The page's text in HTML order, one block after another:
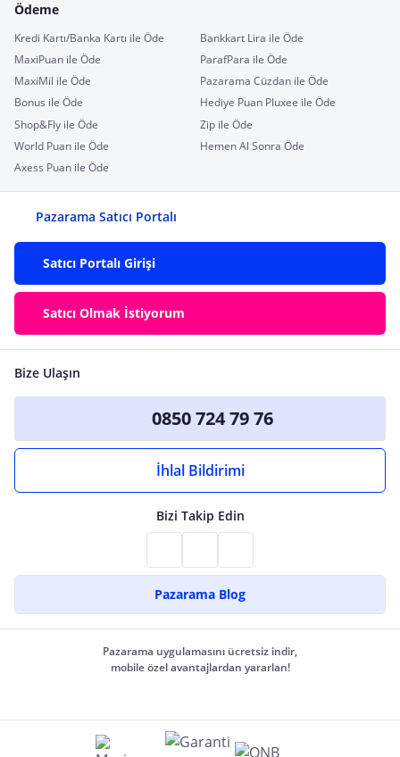
Ödeme
Kredi Kartı/Banka Kartı ile Öde
Bankkart Lira ile Öde
MaxiPuan ile Öde
ParafPara ile Öde
MaxiMil ile Öde
Pazarama Cüzdan ile Öde
Bonus ile Öde
Hediye Puan Pluxee ile Öde
Shop&Fly ile Öde
Zip ile Öde
World Puan ile Öde
Hemen Al Sonra Öde
Axess Puan ile Öde
Pazarama Satıcı Portalı
Satıcı Portalı Girişi
Satıcı Olmak İstiyorum
Bize Ulaşın
0850 724 79 76
İhlal Bildirimi
Bizi Takip Edin
Pazarama Blog
Pazarama uygulamasını ücretsiz indir,
mobile özel avantajlardan yararlan!